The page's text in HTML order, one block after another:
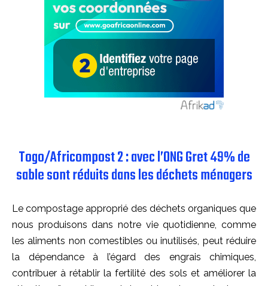
Togo/Africompost 2 : avec l’ONG Gret 49% de
sable sont réduits dans les déchets ménagers
Le compostage approprié des déchets organiques que
nous produisons dans notre vie quotidienne, comme
les aliments non comestibles ou inutilisés, peut réduire
la dépendance à l’égard des engrais chimiques,
contribuer à rétablir la fertilité des sols et améliorer la